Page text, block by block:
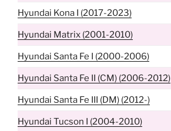
Hyundai Kona I (2017-2023)
Hyundai Matrix (2001-2010)
Hyundai Santa Fe I (2000-2006)
Hyundai Santa Fe II (CM) (2006-2012)
Hyundai Santa Fe III (DM) (2012-)
Hyundai Tucson I (2004-2010)